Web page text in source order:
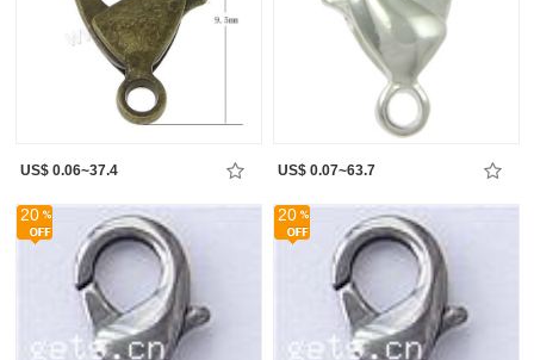
US$ 0.06~37.4 US$ 0.07~63.7
20 20